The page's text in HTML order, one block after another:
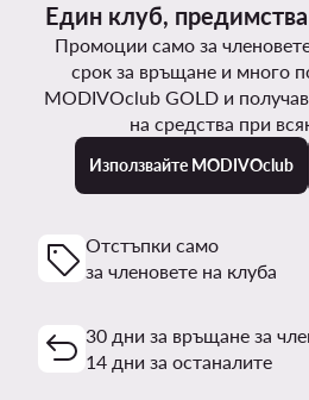
Един клуб,
Промоции само за
срок за връщане и много
MODIVOclub GOLD и
на средства при
Използвайте MODIVOclub
Отстъпки само
за членовете на клуба
30 дни за връщане за
14 дни за останалите